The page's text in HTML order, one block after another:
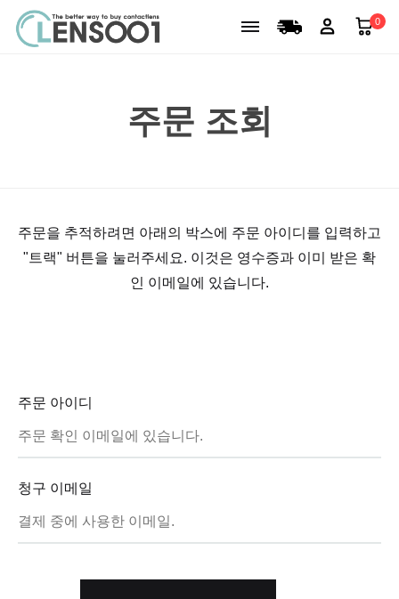
0
주문 조회
주문을 추적하려면 아래의 박스에 주문 아이디를 입력하고
"트랙" 버튼을 눌러주세요. 이것은 영수증과 이미 받은 확
인 이메일에 있습니다.
주문 아이디
청구 이메일